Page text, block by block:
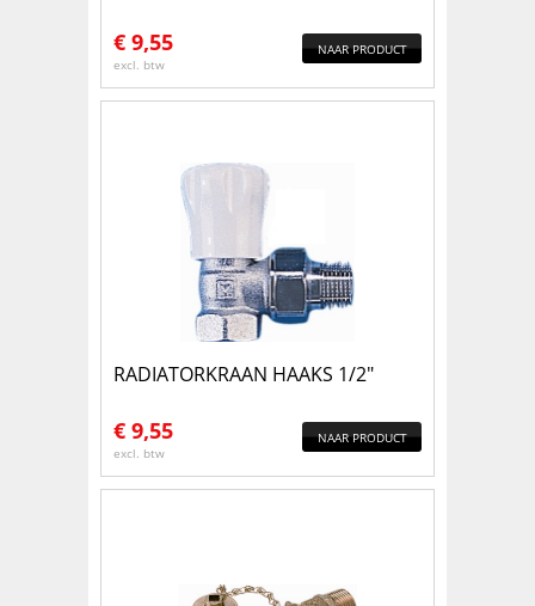
€ 9,55
excl. btw
NAAR PRODUCT
RADIATORKRAAN HAAKS 1/2"
€ 9,55
excl. btw
NAAR PRODUCT